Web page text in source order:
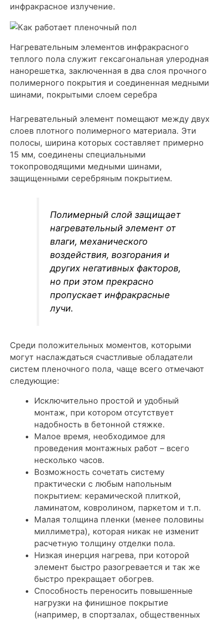
инфракрасное излучение.
Нагревательным элементов инфракрасного
теплого пола служит гексагональная улеродная
нанорешетка, заключенная в два слоя прочного
полимерного покрытия и соединенная медными
шинами, покрытыми слоем серебра
Нагревательный элемент помещают между двух
слоев плотного полимерного материала. Эти
полосы, ширина которых составляет примерно
15 мм, соединены специальными
токопроводящими медными шинами,
защищенными серебряным покрытием.
Полимерный слой защищает
нагревательный элемент от
влаги, механического
воздействия, возгорания и
других негативных факторов,
но при этом прекрасно
пропускает инфракрасные
лучи.
Среди положительных моментов, которыми
могут наслаждаться счастливые обладатели
систем пленочного пола, чаще всего отмечают
следующие:
Исключительно простой и удобный
монтаж, при котором отсутствует
надобность в бетонной стяжке.
Малое время, необходимое для
проведения монтажных работ – всего
несколько часов.
Возможность сочетать систему
практически с любым напольным
покрытием: керамической плиткой,
ламинатом, ковролином, паркетом и т.п.
Малая толщина пленки (менее половины
миллиметра), которая никак не изменит
расчетную толщину отделки пола.
Низкая инерция нагрева, при которой
элемент быстро разогревается и так же
быстро прекращает обогрев.
Способность переносить повышенные
нагрузки на финишное покрытие
(например, в спортзалах, общественных